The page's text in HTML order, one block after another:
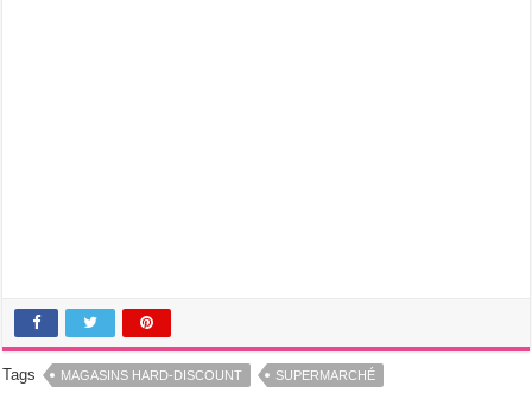
Tags MAGASINS HARD-DISCOUNT SUPERMARCHÉ